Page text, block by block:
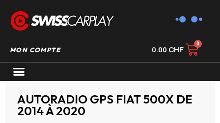
MON COMPTE 0.00 CHF
AUTORADIO GPS FIAT 500X DE
2014 À 2020